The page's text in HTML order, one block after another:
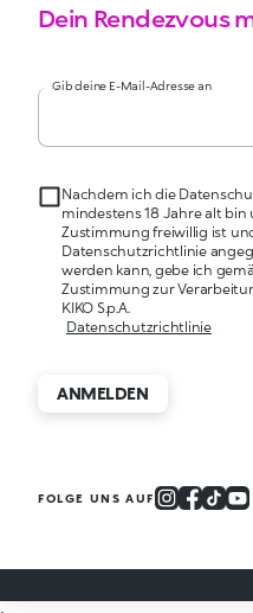
Dein Rendezvous
Gib deine E-Mail-Adresse an
Nachdem ich die
mindestens 18 Jahre alt
Zustimmung freiwillig ist
Datenschutzrichtlinie
werden kann, gebe ich
Zustimmung zur
KIKO S.p.A.
Datenschutzrichtlinie
ANMELDEN
FOLGE UNS AUF